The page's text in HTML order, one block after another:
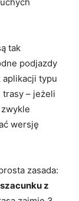
tak
podjazdy
typu
trasy – jeżeli
wersję
zasada:
z